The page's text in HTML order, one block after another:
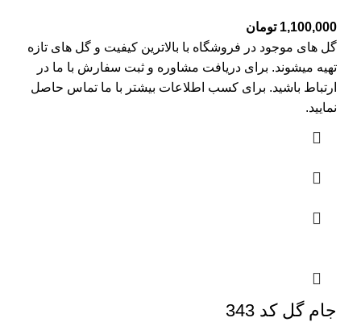
1,100,000 تومان
گل های موجود در فروشگاه با بالاترین کیفیت و گل های تازه
تهیه میشوند. برای دریافت مشاوره و ثبت سفارش با ما در
ارتباط باشید. برای کسب اطلاعات بیشتر با ما تماس حاصل
نمایید.
جام گل کد 343